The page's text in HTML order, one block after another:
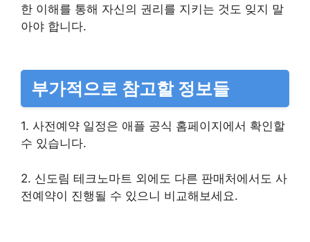
한 이해를 통해 자신의 권리를 지키는 것도 잊지 말
아야 합니다.
부가적으로 참고할 정보들
1. 사전예약 일정은 애플 공식 홈페이지에서 확인할
수 있습니다.
2. 신도림 테크노마트 외에도 다른 판매처에서도 사
전예약이 진행될 수 있으니 비교해보세요.